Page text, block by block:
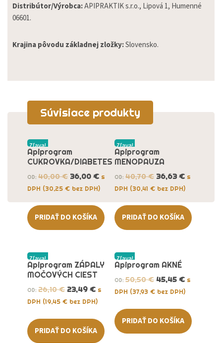
Distribútor/Výrobca:APIPRAKTIK s.r.o., Lipová 1, Humenné
06601.
Krajina pôvodu základnej zložky:Slovensko.
Súvisiace produkty
Zľava!
Apiprogram
CUKROVKA/DIABETES
OD: 40,00€ 36,00 € s
DPH (30,25 € bez DPH)
PRIDAŤ DO KOŠÍKA
Zľava!
Apiprogram
MENOPAUZA
OD: 40,70€ 36,63 € s
DPH (30,41 €bez DPH)
PRIDAŤ DO KOŠÍKA
Zľava!
Apiprogram ZÁPALY
MOČOVÝCH CIEST
OD: 26,10€ 23,49 € s
DPH (19,45 € bez DPH)
PRIDAŤ DO KOŠÍKA
Zľava!
Apiprogram AKNÉ
OD:50,50€ 45,45 € s
DPH (37,93 €bez DPH)
PRIDAŤ DO KOŠÍKA